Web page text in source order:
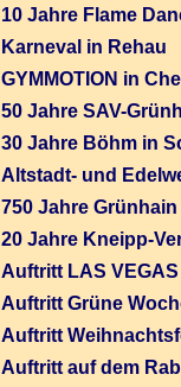
10 Jahre Flame
Karneval in Rehau
GYMMOTION in
50 Jahre SAV-
30 Jahre Böhm in
Altstadt- und
750 Jahre Grünhain
20 Jahre Kneipp-
Auftritt LAS
Auftritt Grüne
Auftritt
Auftritt auf dem